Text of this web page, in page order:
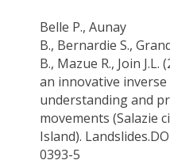
Belle P., Aunay
B., Bernardie S.,
B., Mazue R., Join J.L.
an innovative
understanding and
movements (Salazie
Island).
0393-5